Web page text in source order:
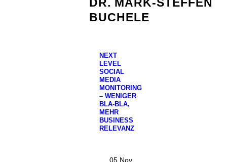
BUCHELE
NEXT
LEVEL
SOCIAL
MEDIA
MONITORING
– WENIGER
BLA-BLA,
MEHR
BUSINESS
RELEVANZ
05 Nov.